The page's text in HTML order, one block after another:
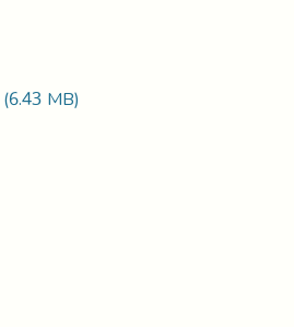
(6.43 MB)